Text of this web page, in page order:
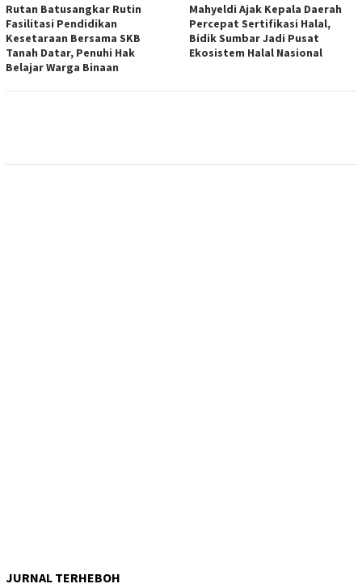
Rutan Batusangkar Rutin
Fasilitasi Pendidikan
Kesetaraan Bersama SKB
Tanah Datar, Penuhi Hak
Belajar Warga Binaan
Mahyeldi Ajak Kepala Daerah
Percepat Sertifikasi Halal,
Bidik Sumbar Jadi Pusat
Ekosistem Halal Nasional
JURNAL TERHEBOH